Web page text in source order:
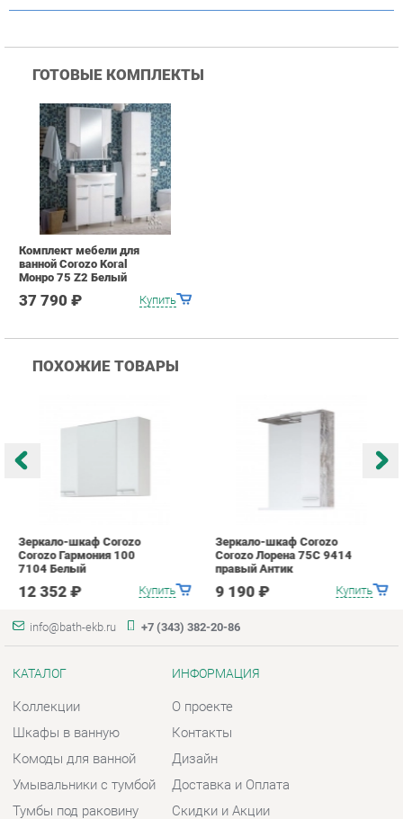
Купить
Комплект мебели для
ванной Corozo Koral
Монро 75 Z2 Белый
37 790 ₽
ПОХОЖИЕ ТОВАРЫ
Купить
правый Антик
Коллекции
Шкафы в ванную
Комоды для ванной
Умывальники с тумбой
Тумбы под раковину
Зеркала в ванную
Умывальники
Экраны
О проекте
Контакты
Дизайн
Доставка и Оплата
Скидки и Акции
Политика
Гарантия
Помощь
ГОРОДА